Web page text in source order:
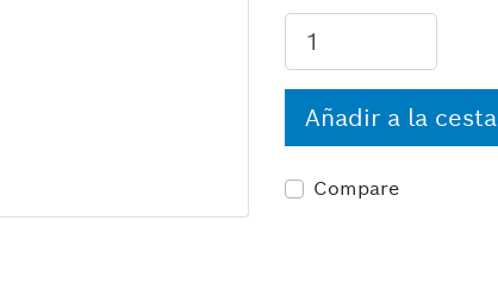
Añadir a la cesta
Compare